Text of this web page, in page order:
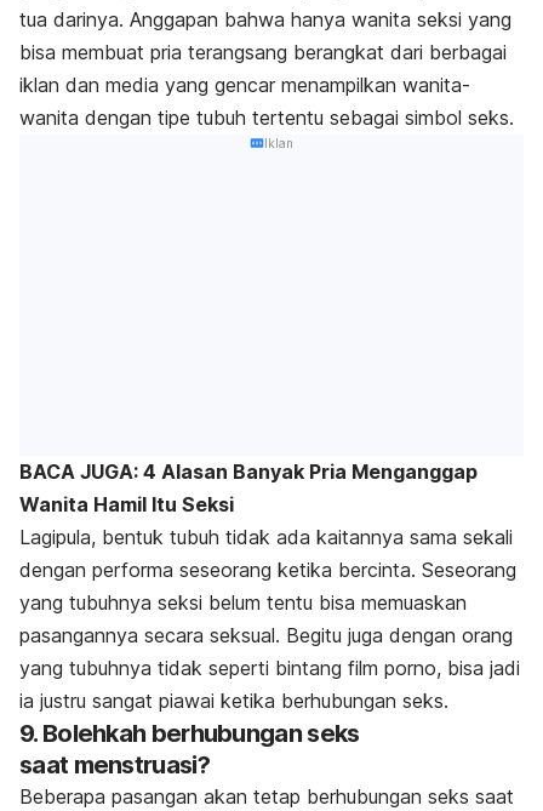
tua darinya. Anggapan bahwa hanya wanita seksi yang
bisa membuat pria terangsang berangkat dari berbagai
iklan dan media yang gencar menampilkan wanita-
wanita dengan tipe tubuh tertentu sebagai simbol seks.
Iklan
BACA JUGA: 4 Alasan Banyak Pria Menganggap
Wanita Hamil Itu Seksi
Lagipula, bentuk tubuh tidak ada kaitannya sama sekali
dengan performa seseorang ketika bercinta. Seseorang
yang tubuhnya seksi belum tentu bisa memuaskan
pasangannya secara seksual. Begitu juga dengan orang
yang tubuhnya tidak seperti bintang film porno, bisa jadi
ia justru sangat piawai ketika berhubungan seks.
9. Bolehkah berhubungan seks
saat menstruasi?
Beberapa pasangan akan tetap berhubungan seks saat